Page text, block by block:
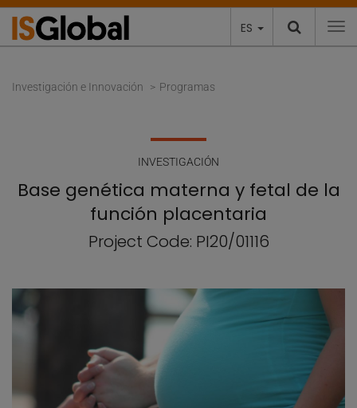
ES
Investigación e Innovación Programas
INVESTIGACIÓN
Base genética materna y fetal de la
función placentaria
Project Code: PI20/01116